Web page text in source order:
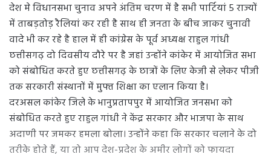
देश मे विधानसभा चुनाव अपने अंतिम चरण में है सभी पार्टियां 5 राज्यों
में ताबड़तोड़ रैलियां कर रही है साथ ही जनता के बीच जाकर चुनावी
वादे भी कर रहे है हाल में ही कांग्रेस के पूर्व अध्यक्ष राहुल गांधी
छत्तीसगढ़ दो दिवसीय दौरे पर है जहां उन्होंने कांकेर में आयोजित सभा
को संबोधित करते हुए छत्तीसगढ़ के छात्रों के लिए केजी से लेकर पीजी
तक सरकारी संस्थानों में मुफ्त शिक्षा का एलान किया है।
दरअसल कांकेर जिले के भानुप्रतापपुर में आयोजित जनसभा को
संबोधित करते हुए राहुल गांधी ने केंद्र सरकार और भाजपा के साथ
अदाणी पर जमकर हमला बोला। उन्होंने कहा कि सरकार चलाने के दो
तरीके होते हैं, या तो आप देश-प्रदेश के अमीर लोगों को फायदा